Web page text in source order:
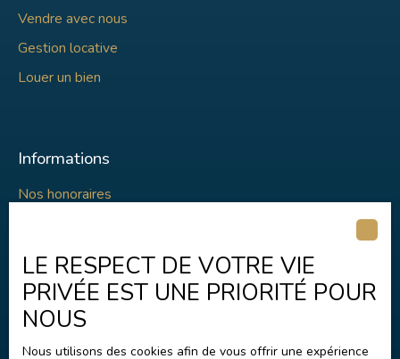
Vendre avec nous
Gestion locative
Louer un bien
Informations
Nos honoraires
Politique de confidentialité
Plan du site
Gérer les cookies
LE RESPECT DE VOTRE VIE
PRIVÉE EST UNE PRIORITÉ POUR
NOUS
Nous utilisons des cookies afin de vous offrir une expérience